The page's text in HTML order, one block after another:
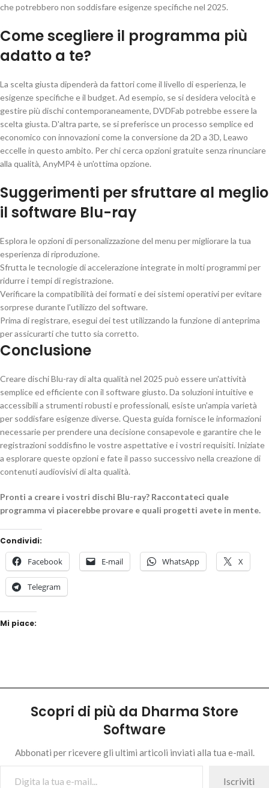
che potrebbero non soddisfare esigenze specifiche nel 2025.
Come scegliere il programma più
adatto a te?
La scelta giusta dipenderà da fattori come il livello di esperienza, le
esigenze specifiche e il budget. Ad esempio, se si desidera velocità e
gestire più dischi contemporaneamente, DVDFab potrebbe essere la
scelta giusta. D'altra parte, se si preferisce un processo semplice ed
economico con innovazioni come la conversione da 2D a 3D, Leawo
eccelle in questo ambito. Per chi cerca opzioni gratuite senza rinunciare
alla qualità, AnyMP4 è un'ottima opzione.
Suggerimenti per sfruttare al meglio
il software Blu-ray
Esplora le opzioni di personalizzazione del menu per migliorare la tua
esperienza di riproduzione.
Sfrutta le tecnologie di accelerazione integrate in molti programmi per
ridurre i tempi di registrazione.
Verificare la compatibilità dei formati e dei sistemi operativi per evitare
sorprese durante l'utilizzo del software.
Prima di registrare, esegui dei test utilizzando la funzione di anteprima
per assicurarti che tutto sia corretto.
Conclusione
Creare dischi Blu-ray di alta qualità nel 2025 può essere un'attività
semplice ed efficiente con il software giusto. Da soluzioni intuitive e
accessibili a strumenti robusti e professionali, esiste un'ampia varietà
per soddisfare esigenze diverse. Questa guida fornisce le informazioni
necessarie per prendere una decisione consapevole e garantire che le
registrazioni soddisfino le vostre aspettative e i vostri requisiti. Iniziate
a esplorare queste opzioni e fate il passo successivo nella creazione di
contenuti audiovisivi di alta qualità.
Pronti a creare i vostri dischi Blu-ray? Raccontateci quale
programma vi piacerebbe provare e quali progetti avete in mente.
Condividi:
Facebook E-mail WhatsApp X
Telegram
Mi piace:
Scopri di più da Dharma Store
Software
Abbonati per ricevere gli ultimi articoli inviati alla tua e-mail.
Iscriviti